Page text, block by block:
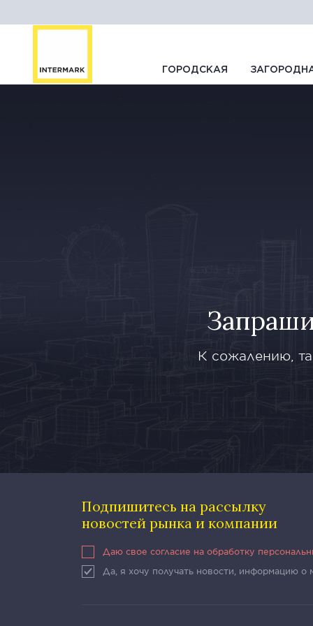
ГОРОДСКАЯ
К сожалению,
Подпишитесь на рассылку
новостей рынка и компании
Даю свое согласие на обработку
Да, я хочу получать новости, информацию